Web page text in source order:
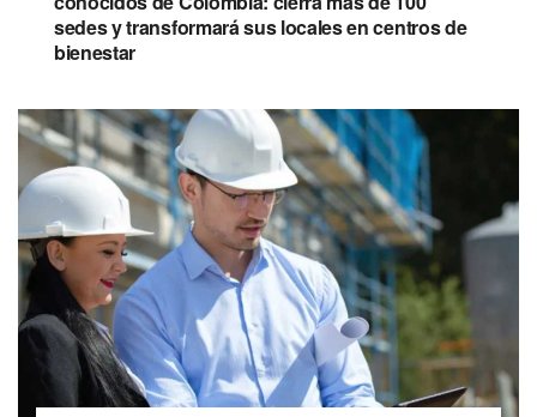
sedes y transformará sus locales en centros de
bienestar